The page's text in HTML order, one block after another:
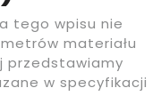
tego wpisu nie
materiału
przedstawiamy
w specyfikacji